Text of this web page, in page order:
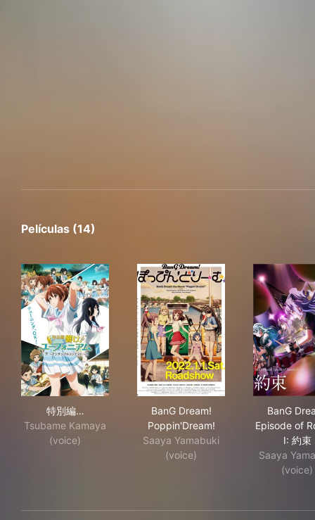
Películas (14)
特別編…
Tsubame Kamaya
(voice)
BanG Dream!
Poppin'Dream!
Saaya Yamabuki
(voice)
BanG
Episode of
I: 約束
Saaya
(voice)